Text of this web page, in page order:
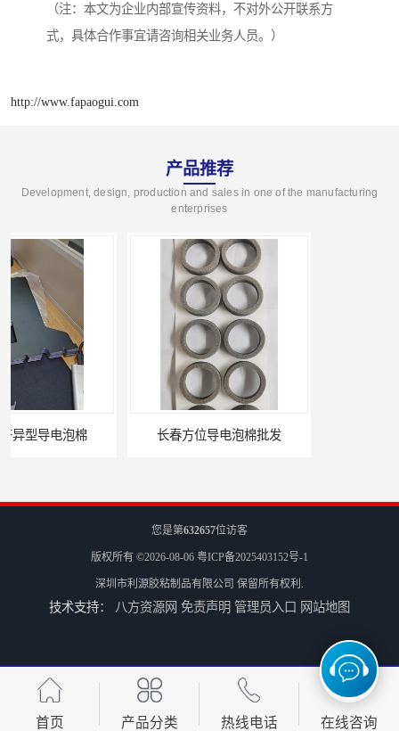
（注：本文为企业内部宣传资料，不对外公开联系方
式，具体合作事宜请咨询相关业务人员。）
http://www.fapaogui.com
产品推荐
Development, design, production and sales in one of the manufacturing
enterprises
长春方位导电泡棉批发 沈阳硅胶橡垫定制
贵阳硅胶垫片厂家
您是第632657位访客
版权所有 ©2026-08-06 粤ICP备2025403152号-1
深圳市利源胶粘制品有限公司 保留所有权利.
技术支持： 八方资源网 免责声明 管理员入口 网站地图
首页 产品分类 热线电话 在线咨询